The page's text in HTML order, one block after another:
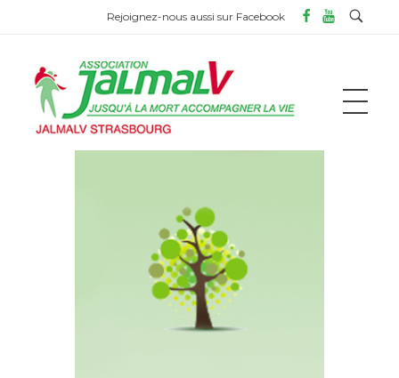
Rejoignez-nous aussi sur Facebook